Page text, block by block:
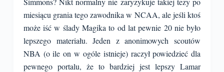
miesiącu grania tego zawodnika w NCAA, ale jeśli ktoś
może iść w ślady Magika to od lat pewnie 20 nie było
lepszego materiału. Jeden z anonimowych scoutów
NBA (o ile on w ogóle istnieje) raczył powiedzieć dla
pewnego portalu, że to bardziej jest lepszy Lamar